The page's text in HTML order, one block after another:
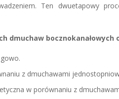
Ten dwuetapowy
dmuchaw bocznokanałowych
z dmuchawami
w porównaniu z